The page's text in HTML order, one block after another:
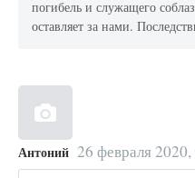
погибель и служащего
оставляет за нами.
Антоний 26 февраля 2020,